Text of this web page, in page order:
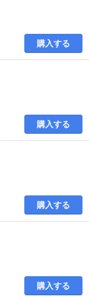
購入する
購入する
購入する
購入する